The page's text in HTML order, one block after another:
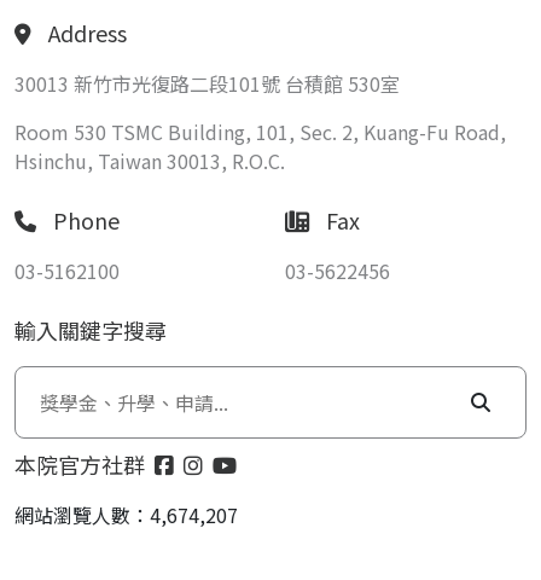
Address
30013 新竹市光復路二段101號 台積館 530室
Room 530 TSMC Building, 101, Sec. 2, Kuang-Fu Road,
Hsinchu, Taiwan 30013, R.O.C.
Phone
03-5162100
Fax
03-5622456
輸入關鍵字搜尋
本院官方社群
網站瀏覽人數：4,674,207